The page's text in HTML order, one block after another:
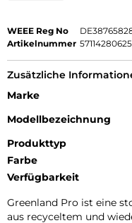
WEEE Reg No
Artikelnummer
Zusätzliche
Marke
Modellbezeichnung
Produkttyp
Farbe
Verfügbarkeit
Greenland Pro ist eine
aus recyceltem und